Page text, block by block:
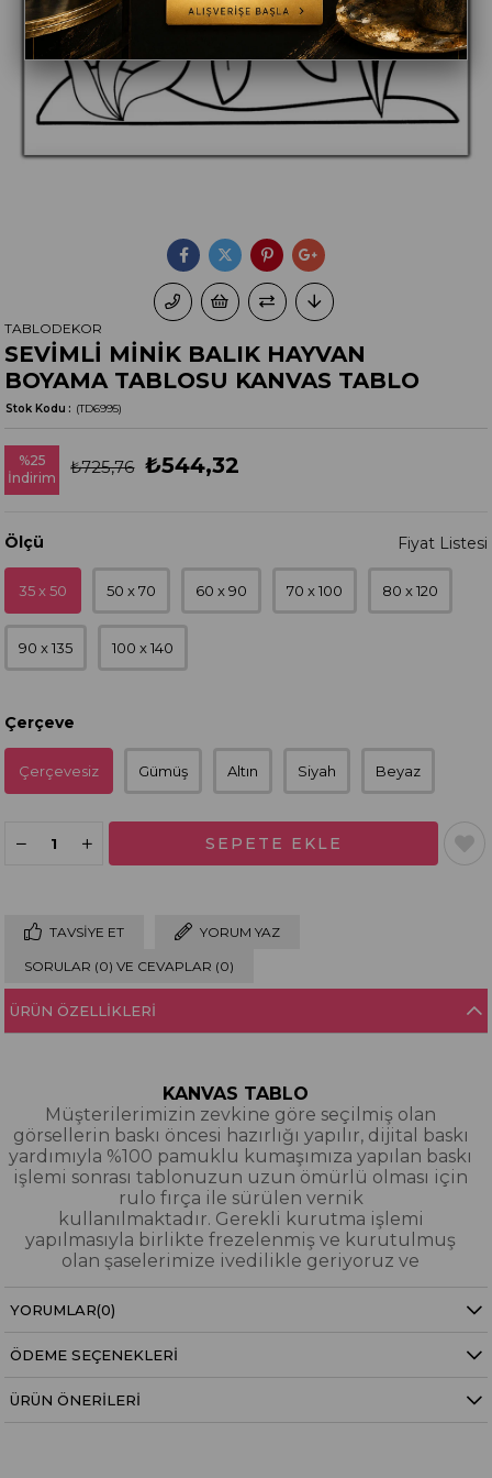
SEVİMLİ MİNİK BALIK HAYVAN
BOYAMA TABLOSU KANVAS TABLO
(TD6995)
Stok Kodu
TABLODEKOR
%25
İndirim
₺725,76 ₺544,32
Ölçü
35 x 50 50 x 70 60 x 90 70 x 100 80 x 120
90 x 135 100 x 140
Çerçeve
Çerçevesiz Gümüş Altın Siyah Beyaz
TAVSIYE ET YORUM YAZ
SORULAR (0) VE CEVAPLAR (0)
ÜRÜN ÖZELLIKLERI
KANVAS TABLO
Müşterilerimizin zevkine göre seçilmiş olan
görsellerin baskı öncesi hazırlığı yapılır, dijital baskı
yardımıyla %100 pamuklu kumaşımıza yapılan baskı
işlemi sonrası tablonuzun uzun ömürlü olması için
rulo fırça ile sürülen vernik
kullanılmaktadır. Gerekli kurutma işlemi
yapılmasıyla birlikte frezelenmiş ve kurutulmuş
olan şaselerimize ivedilikle geriyoruz ve
paketleyerek tarafınıza gönderiyoruz.
YAĞLI BOYA & SİM DOKULU TABLO
dijital baskı alınıp hazırlanarak üzerine spatula
eşliğinde boya dokunuşları / sim işlemeleri kısmi
YORUMLAR(0)
ÖDEME SEÇENEKLERI
ÜRÜN ÖNERILERI